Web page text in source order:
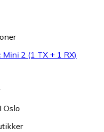
Mini 2 (1 TX + 1 RX)
Oslo